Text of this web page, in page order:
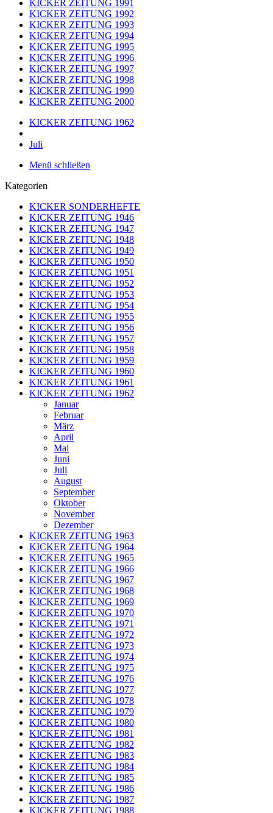
KICKER ZEITUNG 1991
KICKER ZEITUNG 1992
KICKER ZEITUNG 1993
KICKER ZEITUNG 1994
KICKER ZEITUNG 1995
KICKER ZEITUNG 1996
KICKER ZEITUNG 1997
KICKER ZEITUNG 1998
KICKER ZEITUNG 1999
KICKER ZEITUNG 2000
KICKER ZEITUNG 1962
Juli
Menü schließen
Kategorien
KICKER SONDERHEFTE
KICKER ZEITUNG 1946
KICKER ZEITUNG 1947
KICKER ZEITUNG 1948
KICKER ZEITUNG 1949
KICKER ZEITUNG 1950
KICKER ZEITUNG 1951
KICKER ZEITUNG 1952
KICKER ZEITUNG 1953
KICKER ZEITUNG 1954
KICKER ZEITUNG 1955
KICKER ZEITUNG 1956
KICKER ZEITUNG 1957
KICKER ZEITUNG 1958
KICKER ZEITUNG 1959
KICKER ZEITUNG 1960
KICKER ZEITUNG 1961
KICKER ZEITUNG 1962
Januar
Februar
März
April
Mai
Juni
Juli
August
September
Oktober
November
Dezember
KICKER ZEITUNG 1963
KICKER ZEITUNG 1964
KICKER ZEITUNG 1965
KICKER ZEITUNG 1966
KICKER ZEITUNG 1967
KICKER ZEITUNG 1968
KICKER ZEITUNG 1969
KICKER ZEITUNG 1970
KICKER ZEITUNG 1971
KICKER ZEITUNG 1972
KICKER ZEITUNG 1973
KICKER ZEITUNG 1974
KICKER ZEITUNG 1975
KICKER ZEITUNG 1976
KICKER ZEITUNG 1977
KICKER ZEITUNG 1978
KICKER ZEITUNG 1979
KICKER ZEITUNG 1980
KICKER ZEITUNG 1981
KICKER ZEITUNG 1982
KICKER ZEITUNG 1983
KICKER ZEITUNG 1984
KICKER ZEITUNG 1985
KICKER ZEITUNG 1986
KICKER ZEITUNG 1987
KICKER ZEITUNG 1988